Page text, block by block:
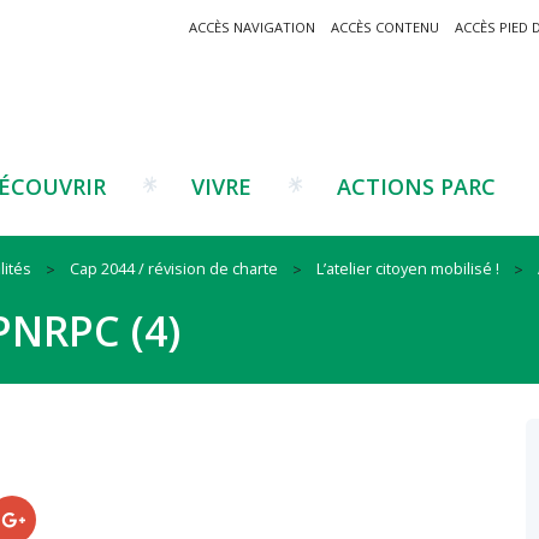
ACCÈS NAVIGATION ACCÈS CONTENU ACCÈS PIED
Patrimoine montagnard
Traditions catalanes
Musées et sites
VIVRE
projet ?
marque Valeurs Parc
ACTIONS PARC
Tourisme
Agriculture
Forêt-bois
Cap 2044 / révision de charte L’atelier citoyen mobilisé !
(4)